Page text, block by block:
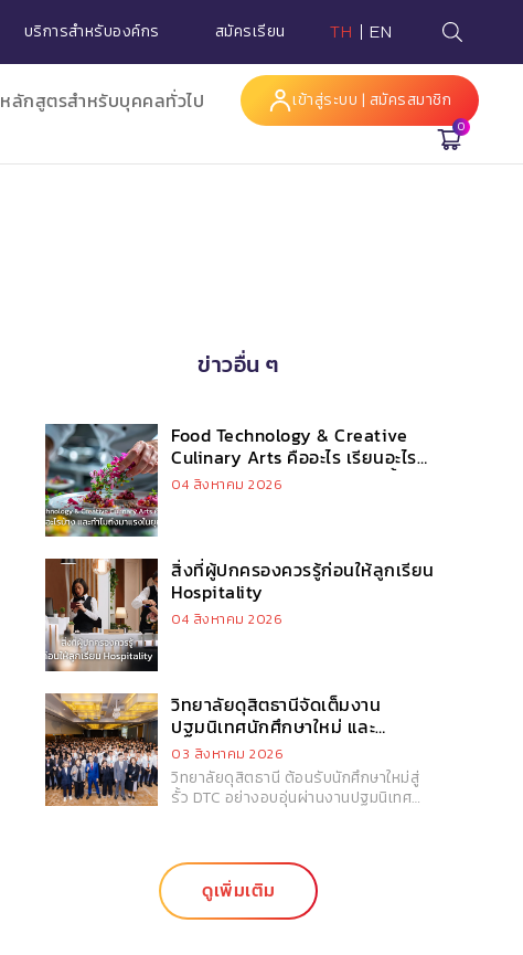
บริการสำหรับองค์กร สมัครเรียน TH EN
หลักสูตรสำหรับบุคคลทั่วไป เข้าสู่ระบบ | สมัครสมาชิก
0
ข่าวอื่น ๆ
Food Technology & Creative
Culinary Arts คืออะไร เรียนอะไร
บ้าง และทำไมถึงมาแรงในยุคนี้
04 สิงหาคม 2026
สิ่งที่ผู้ปกครองควรรู้ก่อนให้ลูกเรียน
Hospitality
04 สิงหาคม 2026
วิทยาลัยดุสิตธานีจัดเต็มงาน
ปฐมนิเทศนักศึกษาใหม่ และ
กิจกรรม DTC Freshy Day
03 สิงหาคม 2026
วิทยาลัยดุสิตธานี ต้อนรับนักศึกษาใหม่สู่
รั้ว DTC อย่างอบอุ่นผ่านงานปฐมนิเทศ
การเรียนรู้ การสร้างมิตรภาพ และการ
ปลูกฝังความภาคภูมิใจในความเป็นดุสิต
ธานีผ่านกิจกรรมสร้างสรรค์มากมาย นับ
เป็นจุดเริ่มต้นสำคัญของการก้าวสู่ชีวิต
ดูเพิ่มเติม